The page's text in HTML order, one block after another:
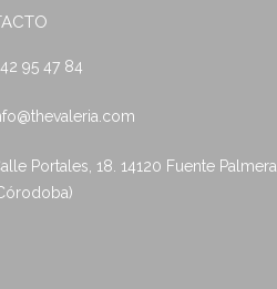
95 47 84
Portales, 18. 14120 Fuente Palmera